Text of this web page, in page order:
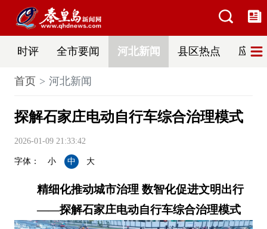
时评 全市要闻 河北新闻 县区热点 应急
首页 河北新闻
探解石家庄电动自行车综合治理模式
2026-01-09 21:33:42
字体： 小 中 大
精细化推动城市治理 数智化促进文明出行
——探解石家庄电动自行车综合治理模式